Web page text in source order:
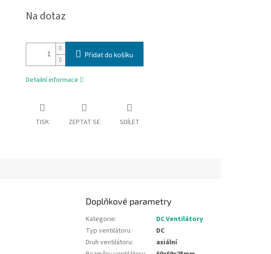
cena:
Na dotaz
Přidat do košíku
Detailní informace
TISK ZEPTAT SE SDÍLET
Doplňkové parametry
Kategorie:
DC Ventilátory
Typ ventilátoru:
DC
Druh ventilátoru:
axiální